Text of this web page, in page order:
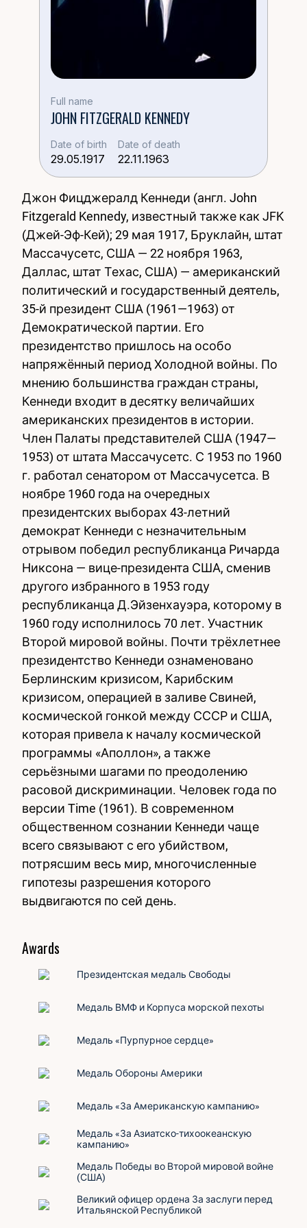
Jacqueline Lee Onassis (Bouvier)
💍 Дети в браке
Arabella Kennedy
Caroline Bouvier Kennedy
Full name
JOHN FITZGERALD KENNEDY
Date of birth
29.05.1917
Date of death
22.11.1963
Джон Фицджералд Кеннеди (англ. John
Fitzgerald Kennedy, известный также как JFK
(Джей-Эф-Кей); 29 мая 1917, Бруклайн, штат
Массачусетс, США — 22 ноября 1963,
Даллас, штат Техас, США) — американский
политический и государственный деятель,
35-й президент США (1961—1963) от
Демократической партии. Его
президентство пришлось на особо
напряжённый период Холодной войны. По
мнению большинства граждан страны,
Кеннеди входит в десятку величайших
американских президентов в истории.
Член Палаты представителей США (1947—
1953) от штата Массачусетс. С 1953 по 1960
г. работал сенатором от Массачусетса. В
ноябре 1960 года на очередных
президентских выборах 43-летний
демократ Кеннеди с незначительным
отрывом победил республиканца Ричарда
Никсона — вице-президента США, сменив
другого избранного в 1953 году
республиканца Д.Эйзенхауэра, которому в
1960 году исполнилось 70 лет. Участник
Второй мировой войны. Почти трёхлетнее
президентство Кеннеди ознаменовано
Берлинским кризисом, Карибским
кризисом, операцией в заливе Свиней,
космической гонкой между СССР и США,
которая привела к началу космической
программы «Аполлон», а также
серьёзными шагами по преодолению
расовой дискриминации. Человек года по
версии Time (1961). В современном
общественном сознании Кеннеди чаще
всего связывают с его убийством,
потрясшим весь мир, многочисленные
гипотезы разрешения которого
выдвигаются по сей день.
Awards
Президентская медаль Свободы
Медаль ВМФ и Корпуса морской пехоты
Медаль «Пурпурное сердце»
Медаль Обороны Америки
Медаль «За Американскую кампанию»
Медаль «За Азиатско-тихоокеанскую
кампанию»
Медаль Победы во Второй мировой войне
(США)
Великий офицер ордена За заслуги перед
Итальянской Республикой